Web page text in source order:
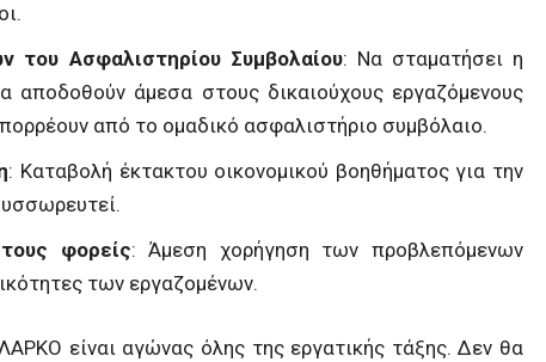
του Ασφαλιστηρίου Συμβολαίου: Να σταματήσει η
αποδοθούν άμεσα στους δικαιούχους εργαζόμενους
από το ομαδικό ασφαλιστήριο συμβόλαιο.
: Καταβολή έκτακτου οικονομικού βοηθήματος για την
φορείς: Άμεση χορήγηση των προβλεπόμενων
των εργαζομένων.
είναι αγώνας όλης της εργατικής τάξης. Δεν θα